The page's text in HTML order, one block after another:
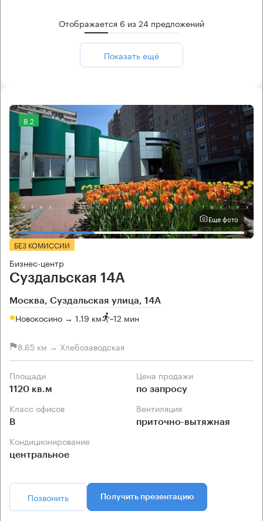
Отображается 6 из24 предложений
Показать ещё
8.2
Еще фото
БЕЗ КОМИССИИ
Бизнес-центр
Суздальская 14А
Москва, Суздальская улица, 14А
Новокосино → 1.19 км ~12 мин
8.65 км → Хлебозаводская
Площади
1120 кв.м
Цена продажи
по запросу
Класс офисов
B
Вентиляция
приточно-вытяжная
Кондиционирование
центральное
Позвонить Получить презентацию